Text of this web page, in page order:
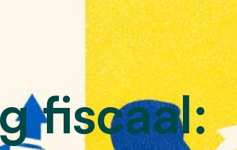
fiscaal: